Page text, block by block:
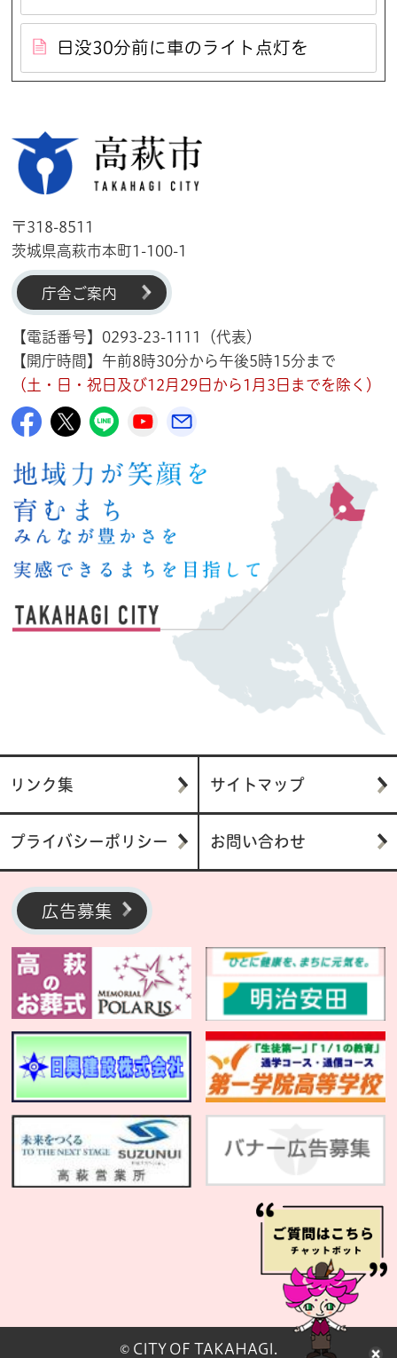
日没30分前に車のライト点灯を
〒318-8511
茨城県高萩市本町1-100-1
庁舎ご案内
【電話番号】0293-23-1111（代表）
【開庁時間】午前8時30分から午後5時15分まで
（土・日・祝日及び12月29日から1月3日までを除く）
高萩市公式Facebook
高萩市公式X
高萩市公式LINE
高萩市YouTube公式チャンネル
リンク集 サイトマップ
プライバシーポリシー お問い合わせ
広告募集
© CITY OF TAKAHAGI.